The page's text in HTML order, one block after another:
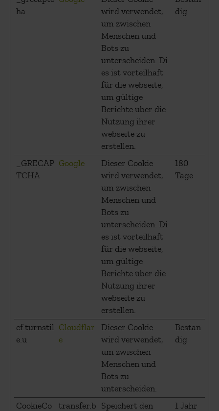
ha
wird verwendet,
um zwischen
Menschen und
Bots zu
unterscheiden. Di
es ist vorteilhaft
für die webseite,
um gültige
Berichte über die
Nutzung ihrer
webseite zu
erstellen.
dig
_GRECAP
TCHA
Google
Dieser Cookie
wird verwendet,
um zwischen
Menschen und
Bots zu
unterscheiden. Di
es ist vorteilhaft
für die webseite,
um gültige
Berichte über die
Nutzung ihrer
webseite zu
erstellen.
180
Tage
cf.turnstil
e.u
Cloudflar
e
Dieser Cookie
wird verwendet,
um zwischen
Menschen und
Bots zu
unterscheiden.
Bestän
dig
CookieCo
transfer.b Speichert den
1 Jahr